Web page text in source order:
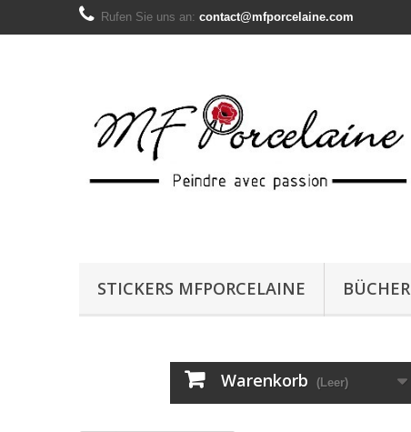
Rufen Sie uns an: contact@mfporcelaine.com
STICKERS MFPORCELAINE BÜCHER
Warenkorb (Leer)